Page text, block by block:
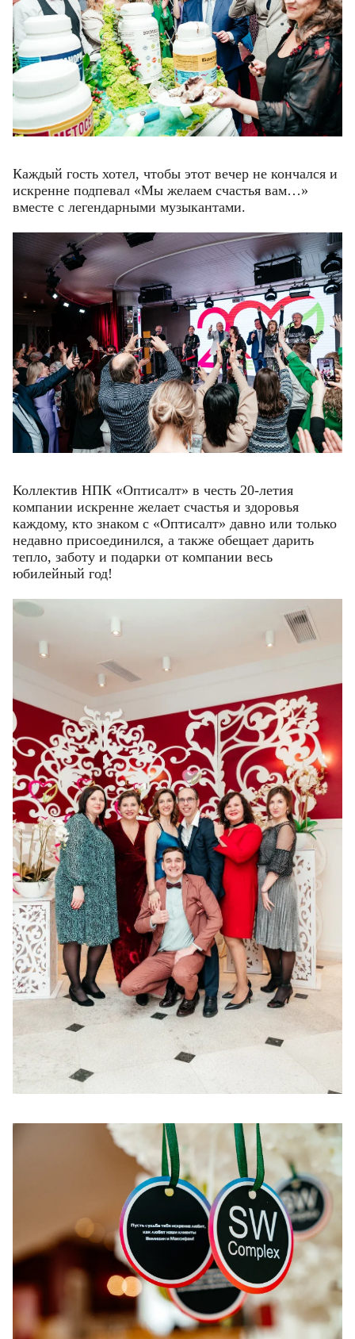
Каждый гость хотел, чтобы этот вечер не кончался и
искренне подпевал «Мы желаем счастья вам…»
вместе с легендарными музыкантами.
Коллектив НПК «Оптисалт» в честь 20-летия
компании искренне желает счастья и здоровья
каждому, кто знаком с «Оптисалт» давно или только
недавно присоединился, а также обещает дарить
тепло, заботу и подарки от компании весь
юбилейный год!